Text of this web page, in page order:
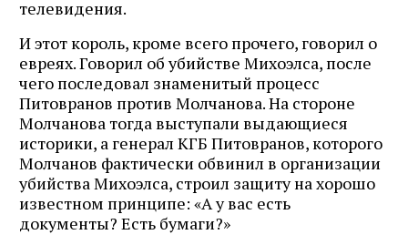
телевидения.
И этот король, кроме всего прочего, говорил о
евреях. Говорил об убийстве Михоэлса, после
чего последовал знаменитый процесс
Питовранов против Молчанова. На стороне
Молчанова тогда выступали выдающиеся
историки, а генерал КГБ Питовранов, которого
Молчанов фактически обвинил в организации
убийства Михоэлса, строил защиту на хорошо
известном принципе: «А у вас есть
документы? Есть бумаги?»